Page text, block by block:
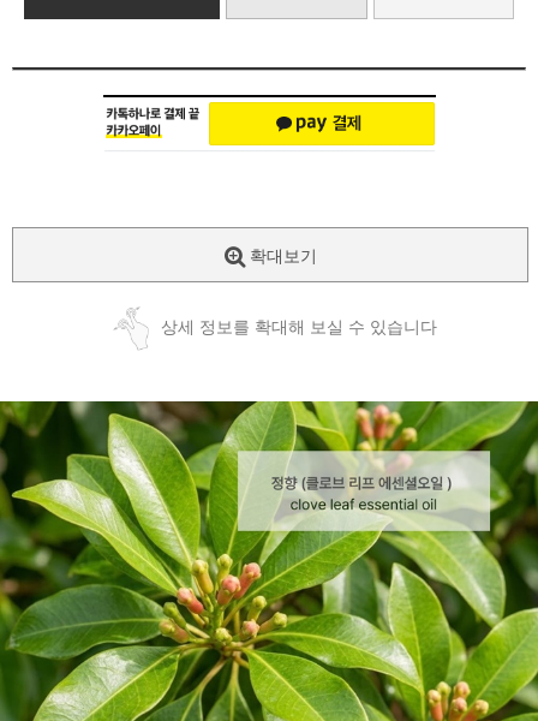
확대보기
상세 정보를 확대해 보실 수 있습니다